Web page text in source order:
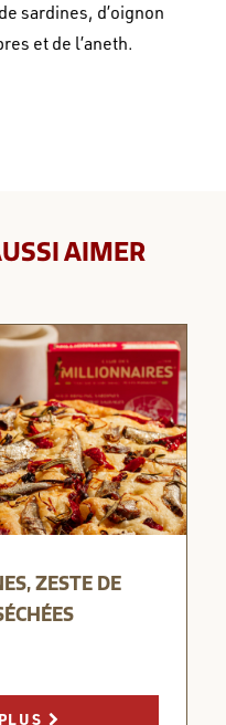
sardines, d’oignon
et de l’aneth.
AIMER
ZESTE DE